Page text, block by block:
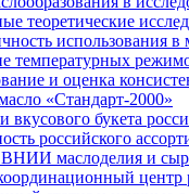
теоретические
использования
температурных
и оценка
«Стандарт-2000»
вкусового букета
российского
маслоделия и
центр